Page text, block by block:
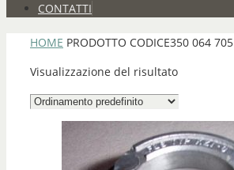
CONTATTI
HOME PRODOTTO CODICE350 064 705
Visualizzazione del risultato